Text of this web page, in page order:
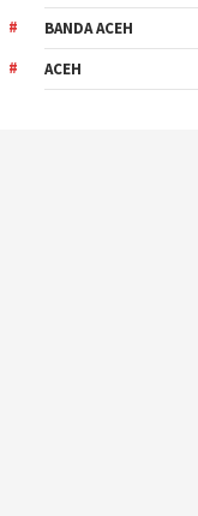
BANDA ACEH
ACEH